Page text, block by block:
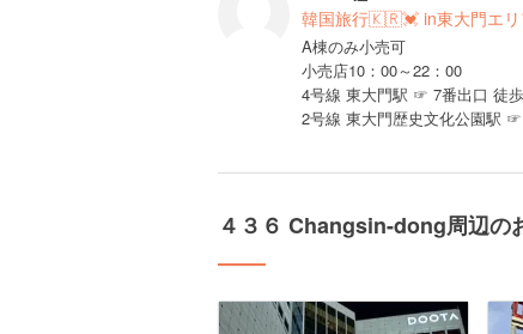
韓国旅行🇰🇷💓 in東大門エリ
A棟のみ小売可
小売店10：00～22：00
4号線 東大門駅 ☞ 7番出口 徒
2号線 東大門歴史文化公園駅
４３６ Changsin-dong周辺の